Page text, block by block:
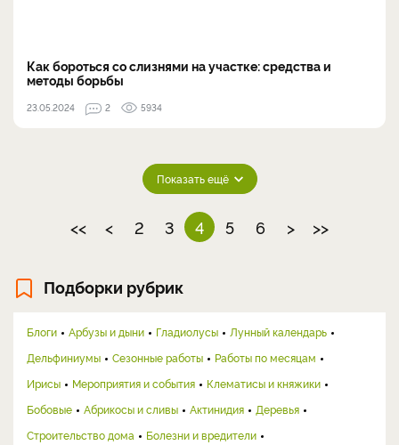
Как бороться со слизнями на участке: средства и
методы борьбы
23.05.2024 2 5934
Показать ещё
<< < 2 3 4 5 6 > >>
Подборки рубрик
Блоги Арбузы и дыни Гладиолусы
Лунный календарь
Дельфиниумы
Сезонные работы
Работы по месяцам
Ирисы
Мероприятия и события
Клематисы и княжики
Бобовые
Абрикосы и сливы Актинидия
Деревья
Строительство дома
Болезни и вредители